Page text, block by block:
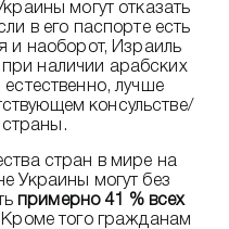
могут отказать
в его паспорте есть
и наоборот, Израиль
наличии арабских
лучше
консульстве/
страны.
стран в мире на
Украины могут без
примерно 41 % всех
Кроме того гражданам